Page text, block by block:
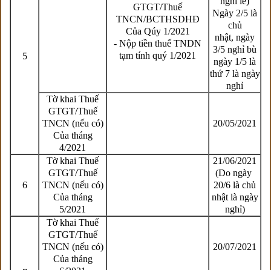
5
GTGT/Thuế
TNCN/BCTHSDHĐ
Của Qúy 1/2021
- Nộp tiền thuế TNDN
tạm tính quý 1/2021
Ngày 2/5 là
chủ
nhật, ngày
3/5 nghỉ bù
ngày 1/5 là
thứ 7 là ngày
nghỉ
Tờ khai Thuế
GTGT/Thuế
TNCN (nếu có)
Của tháng
4/2021
20/05/2021
6
Tờ khai Thuế
GTGT/Thuế
TNCN (nếu có)
Của tháng
5/2021
21/06/2021
(Do ngày
20/6 là chủ
nhật là ngày
nghỉ)
Tờ khai Thuế
GTGT/Thuế
TNCN (nếu có)
Của tháng
20/07/2021